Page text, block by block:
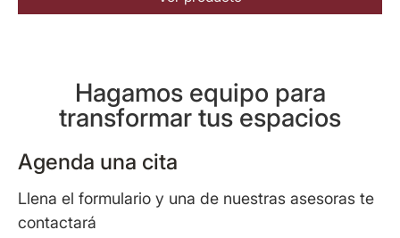
Hagamos equipo para
transformar tus espacios
Agenda una cita
Llena el formulario y una de nuestras asesoras te
contactará